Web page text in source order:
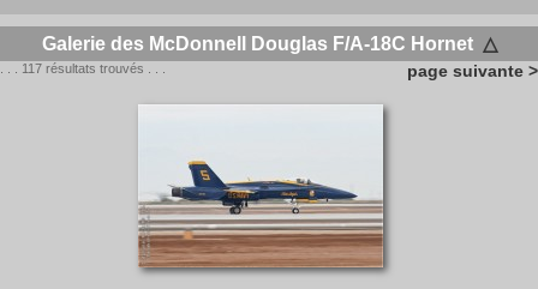
Galerie des McDonnell Douglas F/A-18C Hornet△
. . . 117 résultats trouvés . . . page suivante >